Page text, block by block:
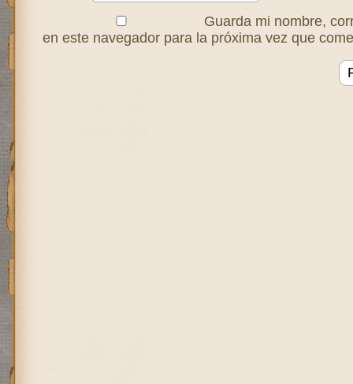
Guarda mi nombre,
en este navegador para la próxima vez que